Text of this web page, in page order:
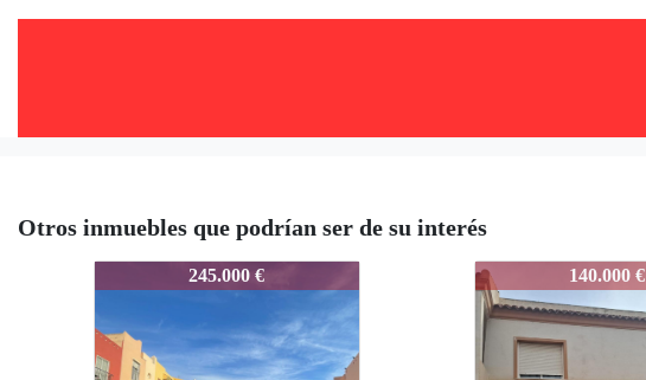
Otros inmuebles que podrían ser de su interés
1201-1201245.000 € 1201-1201140.000 €